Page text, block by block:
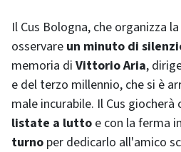
Il Cus Bologna, che organizza
osservare un minuto di
memoria di Vittorio Aria,
e del terzo millennio, che si è
male incurabile. Il Cus giocherà
listate a lutto e con la ferma
turno per dedicarlo all'amico